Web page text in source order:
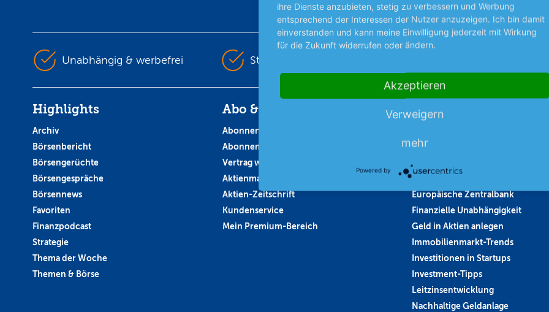
Unabhängig & werbefrei Stets am Puls der Zeit
Highlights
Archiv
Börsenbericht
Börsengerüchte
Börsengespräche
Börsennews
Favoriten
Finanzpodcast
Strategie
Thema der Woche
Themen & Börse
Abo & Shop
Abonnent werden
Abonnement kündigen
Vertrag widerrufen
Aktienmagazin
Aktien-Zeitschrift
Kundenservice
Mein Premium-Bereich
Anlage & Finanzen
Altersvorsorge
Bestes Investment
Europäische Zentralbank
Finanzielle Unabhängigkeit
Geld in Aktien anlegen
Immobilienmarkt-Trends
Investitionen in Startups
Investment-Tipps
Leitzinsentwicklung
Nachhaltige Geldanlage
ihre Dienste anzubieten, stetig zu verbessern und Werbung
entsprechend der Interessen der Nutzer anzuzeigen. Ich bin damit
einverstanden und kann meine Einwilligung jederzeit mit Wirkung
für die Zukunft widerrufen oder ändern.
Akzeptieren
Verweigern
mehr
Powered by